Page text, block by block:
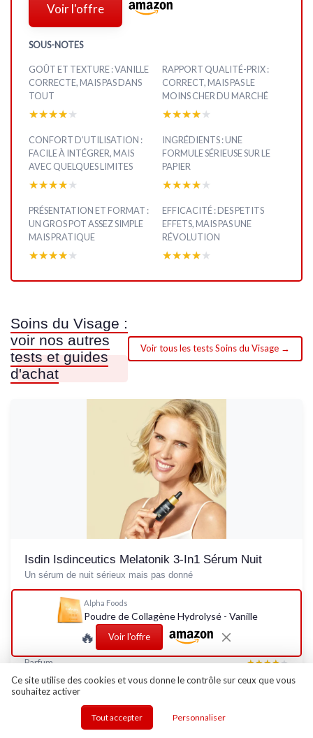
Voir l'offre
SOUS-NOTES
GOÛT ET TEXTURE : VANILLE
CORRECTE, MAIS PAS DANS
TOUT
★★★★★
★★★★★
RAPPORT QUALITÉ-PRIX :
CORRECT, MAIS PAS LE
MOINS CHER DU MARCHÉ
★★★★★
★★★★★
CONFORT D’UTILISATION :
FACILE À INTÉGRER, MAIS
AVEC QUELQUES LIMITES
★★★★★
★★★★★
INGRÉDIENTS : UNE
FORMULE SÉRIEUSE SUR LE
PAPIER
★★★★★
★★★★★
PRÉSENTATION ET FORMAT :
UN GROS POT ASSEZ SIMPLE
MAIS PRATIQUE
★★★★★
★★★★★
EFFICACITÉ : DES PETITS
EFFETS, MAIS PAS UNE
RÉVOLUTION
★★★★★
★★★★★
Soins du Visage :
voir nos autres
tests et guides
d'achat
Voir tous les tests Soins du Visage →
Isdin Isdinceutics Melatonik 3-In1 Sérum Nuit
Un sérum de nuit sérieux mais pas donné
8.6/10★★★★★
★★★★★
Rapport qualité-prix ★★★★★
★★★★★
Parfum
★★★★★
★★★★★
Lire le test produit complet
Alpha Foods
Poudre de Collagène Hydrolysé - Vanille
🔥 Voir l'offre
Ce site utilise des cookies et vous donne le contrôle sur ceux que vous
souhaitez activer
Tout accepter Personnaliser